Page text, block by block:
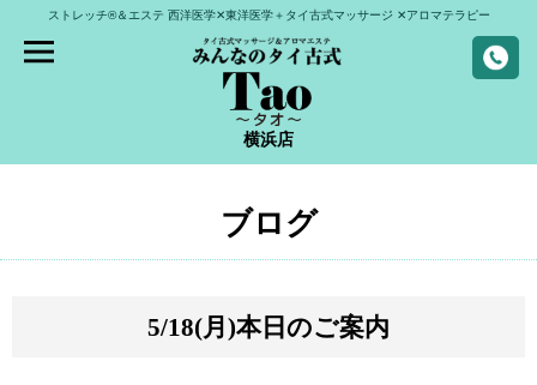
ストレッチ®＆エステ 西洋医学✕東洋医学＋タイ古式マッサージ ✕アロマテラピー
横浜店
ブログ
5/18(月)本日のご案内